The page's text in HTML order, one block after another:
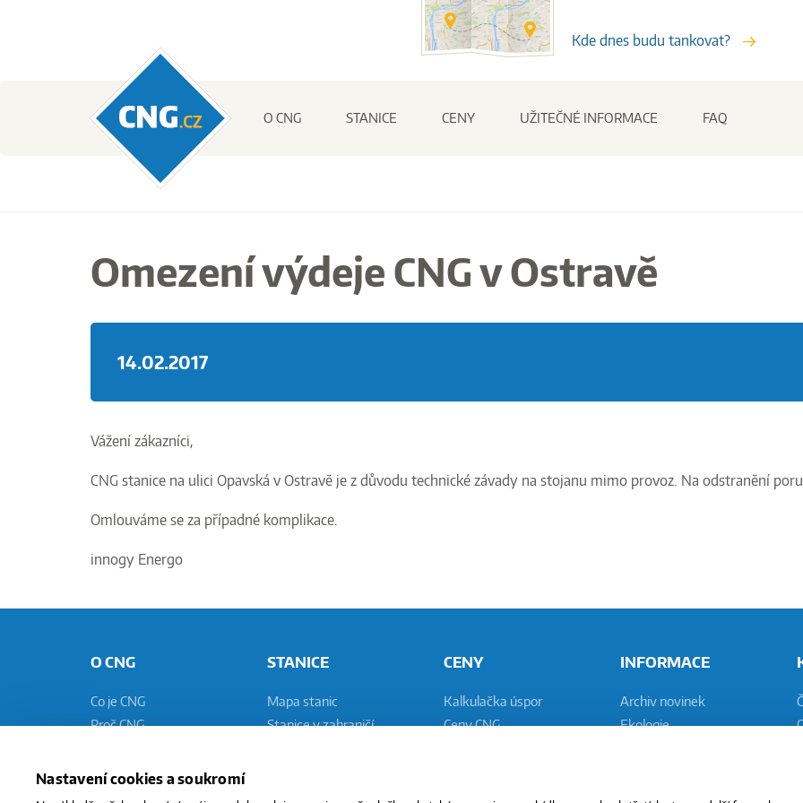
Nastavení cookies a soukromí
Kde dnes budu tankovat?
CNG.cz O CNG STANICE CENY UŽITEČNÉ INFORMACE FAQ
Omezení výdeje CNG v Ostravě
14.02.2017
Vážení zákazníci,
CNG stanice na ulici Opavská v Ostravě je z důvodu technické závady na stojanu mimo provoz. Na odstranění
Omlouváme se za případné komplikace.
innogy Energo
O CNG
Co je CNG
Proč CNG
Ekologie
STANICE
Mapa stanic
Stanice v zahraničí
CENY
Kalkulačka úspor
Ceny CNG
INFORMACE
Archiv novinek
Ekologie